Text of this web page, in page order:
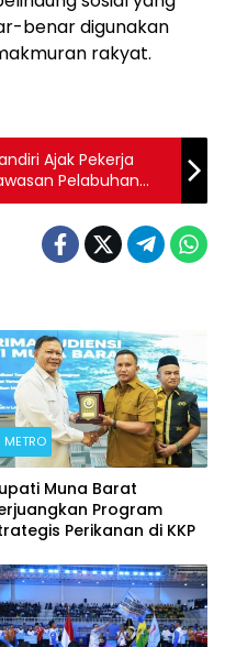
benar digunakan
rakyat.
Ajak Pekerja
Pelabuhan
METRO
Muna Barat
Program
Perikanan di KKP